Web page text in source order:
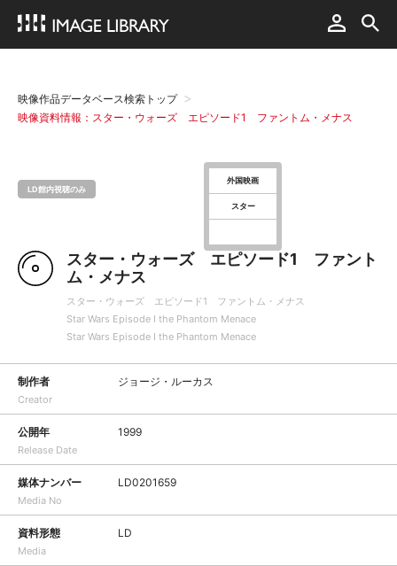
映像作品データベース検索トップ
映像資料情報：スター・ウォーズ エピソード1 ファントム・メナス
LD館内視聴のみ
外国映画
スター
スター・ウォーズ エピソード1 ファント
ム・メナス
スター・ウォーズ エピソード1 ファントム・メナス
Star Wars Episode Ⅰ the Phantom Menace
Star Wars Episode Ⅰ the Phantom Menace
制作者
Creator
ジョージ・ルーカス
公開年
Release Date
1999
媒体ナンバー
Media No
LD0201659
資料形態
Media
LD